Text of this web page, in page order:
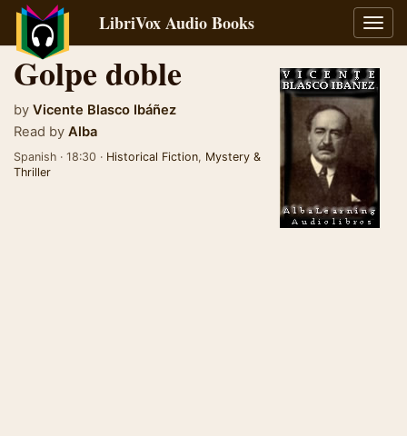
LibriVox Audio Books
Golpe doble
by Vicente Blasco Ibáñez
Read by Alba
Spanish · 18:30 · Historical Fiction, Mystery &
Thriller